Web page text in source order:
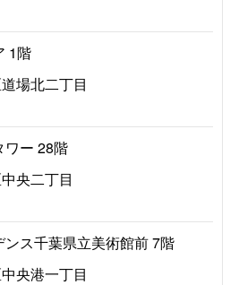
1階
場北二丁目
ワー 28階
央二丁目
ス千葉県立美術館前 7階
央港一丁目